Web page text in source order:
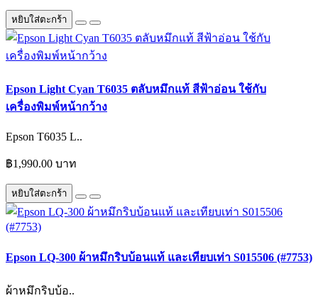
หยิบใส่ตะกร้า
Epson Light Cyan T6035 ตลับหมึกแท้ สีฟ้าอ่อน ใช้กับ
เครื่องพิมพ์หน้ากว้าง
Epson T6035 L..
฿1,990.00 บาท
หยิบใส่ตะกร้า
Epson LQ-300 ผ้าหมึกริบบ้อนแท้ และเทียบเท่า S015506 (#7753)
ผ้าหมึกริบบ้อ..